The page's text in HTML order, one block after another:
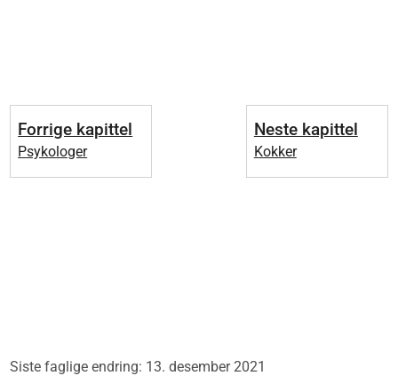
Forrige kapittel
Psykologer
Neste kapittel
Kokker
Siste faglige endring: 13. desember 2021